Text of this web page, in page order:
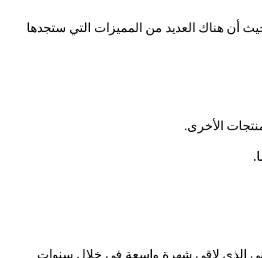
أن هناك العديد من المميزات التي ستجدها
الأخرى.
الذي لاقى شهرة واسعة في خلال سنوات